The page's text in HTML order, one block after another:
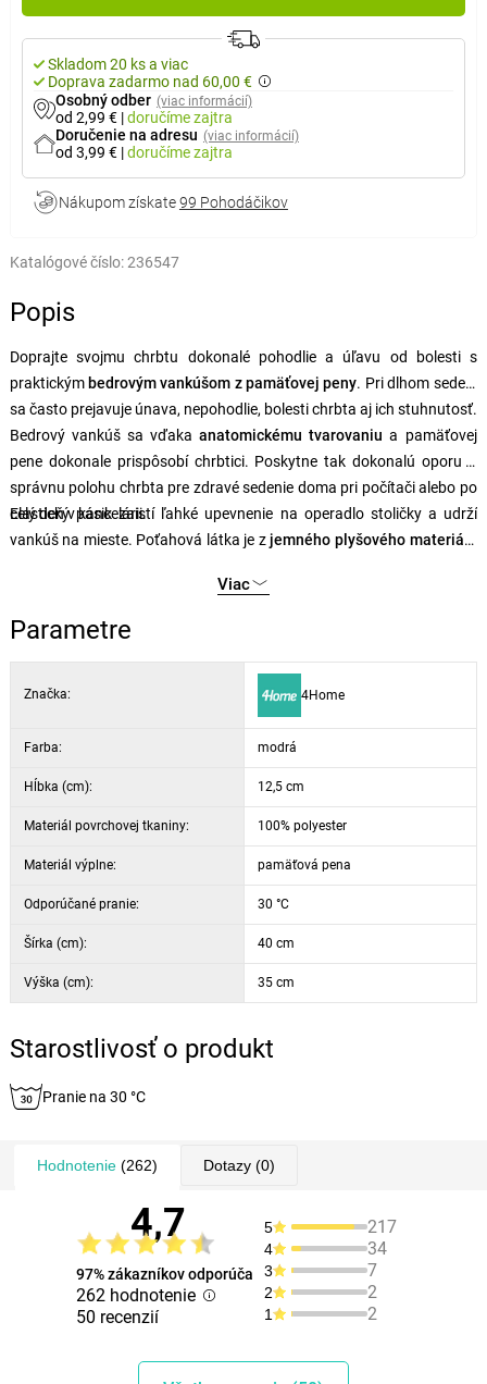
Skladom 20 ks a viac
Doprava zadarmo nad 60,00 €
Osobný odber (viac informácií)
od 2,99 € |doručímezajtra
Doručenie na adresu (viac informácií)
od 3,99 € |doručímezajtra
Nákupom získate99 Pohodáčikov
Katalógové číslo:236547
Popis
Doprajte svojmu chrbtu dokonalé pohodlie a úľavu od bolesti s
praktickýmbedrovým vankúšom z pamäťovej peny. Pri dlhom sedení
sa často prejavuje únava, nepohodlie, bolesti chrbta aj ich stuhnutosť.
Bedrový vankúš sa vďaka anatomickému tvarovaniu a pamäťovej
pene dokonale prispôsobí chrbtici. Poskytne tak dokonalú oporu a
správnu polohu chrbta pre zdravé sedenie doma pri počítači alebo po
celý deň v kancelárii.
Elastický pásik zaistí ľahké upevnenie na operadlo stoličky a udrží
vankúš na mieste. Poťahová látka je z jemného plyšového materiálu
Viac
Parametre
Značka: 4Home
Farba: modrá
Hĺbka (cm): 12,5 cm
Materiál povrchovej tkaniny: 100% polyester
Materiál výplne: pamäťová pena
Odporúčané pranie: 30 °C
Šírka (cm): 40 cm
Výška (cm): 35 cm
Starostlivosť o produkt
Pranie na 30 °C
Hodnotenie(262) Dotazy(0)
4,7
97% zákazníkov odporúča
262 hodnotenie
50 recenzií
5 217
4 34
3 7
2 2
1 2